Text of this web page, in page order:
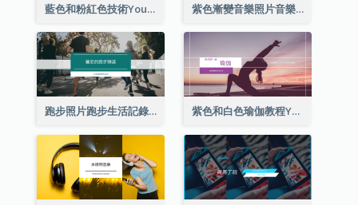
藍色和粉紅色技術YouTube頻道圖片 紫色漸變音樂照片音樂YouTube頻道圖片
跑步照片跑步生活記錄YouTube頻道圖片 紫色和白色瑜伽教程YouTube頻道圖片